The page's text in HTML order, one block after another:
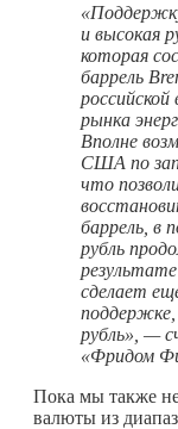
и высокая
которая
баррель
рынка
Вполне
США по
что
баррель, в
рубль
сделает
поддержке,
рубль», —
«Фридом
Пока мы также
валюты из